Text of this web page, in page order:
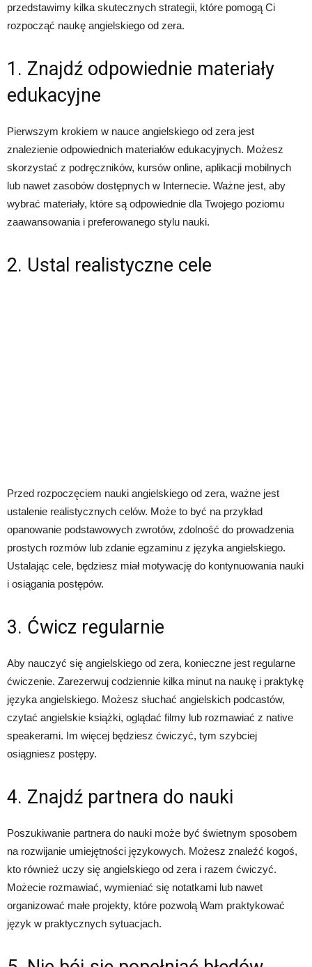
przedstawimy kilka skutecznych strategii, które pomogą Ci
rozpocząć naukę angielskiego od zera.
1. Znajdź odpowiednie materiały
edukacyjne
Pierwszym krokiem w nauce angielskiego od zera jest
znalezienie odpowiednich materiałów edukacyjnych. Możesz
skorzystać z podręczników, kursów online, aplikacji mobilnych
lub nawet zasobów dostępnych w Internecie. Ważne jest, aby
wybrać materiały, które są odpowiednie dla Twojego poziomu
zaawansowania i preferowanego stylu nauki.
2. Ustal realistyczne cele
Przed rozpoczęciem nauki angielskiego od zera, ważne jest
ustalenie realistycznych celów. Może to być na przykład
opanowanie podstawowych zwrotów, zdolność do prowadzenia
prostych rozmów lub zdanie egzaminu z języka angielskiego.
Ustalając cele, będziesz miał motywację do kontynuowania nauki
i osiągania postępów.
3. Ćwicz regularnie
Aby nauczyć się angielskiego od zera, konieczne jest regularne
ćwiczenie. Zarezerwuj codziennie kilka minut na naukę i praktykę
języka angielskiego. Możesz słuchać angielskich podcastów,
czytać angielskie książki, oglądać filmy lub rozmawiać z native
speakerami. Im więcej będziesz ćwiczyć, tym szybciej
osiągniesz postępy.
4. Znajdź partnera do nauki
Poszukiwanie partnera do nauki może być świetnym sposobem
na rozwijanie umiejętności językowych. Możesz znaleźć kogoś,
kto również uczy się angielskiego od zera i razem ćwiczyć.
Możecie rozmawiać, wymieniać się notatkami lub nawet
organizować małe projekty, które pozwolą Wam praktykować
język w praktycznych sytuacjach.